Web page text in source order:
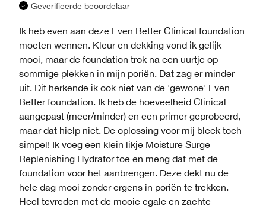
Geverifieerde beoordelaar
Ik heb even aan deze Even Better Clinical foundation
moeten wennen. Kleur en dekking vond ik gelijk
mooi, maar de foundation trok na een uurtje op
sommige plekken in mijn poriën. Dat zag er minder
uit. Dit herkende ik ook niet van de 'gewone' Even
Better foundation. Ik heb de hoeveelheid Clinical
aangepast (meer/minder) en een primer geprobeerd,
maar dat hielp niet. De oplossing voor mij bleek toch
simpel! Ik voeg een klein likje Moisture Surge
Replenishing Hydrator toe en meng dat met de
foundation voor het aanbrengen. Deze dekt nu de
hele dag mooi zonder ergens in poriën te trekken.
Heel tevreden met de mooie egale en zachte